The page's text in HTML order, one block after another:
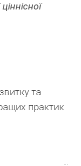
та
практик